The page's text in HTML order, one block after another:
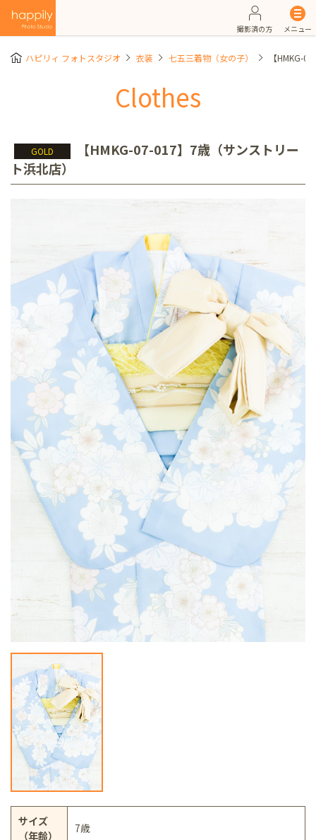
撮影済の方 メニュー
ハピリィ フォトスタジオ 衣装 七五三着物（女の子） 【HMKG-
Clothes
GOLD
【HMKG-07-017】7歳（サンストリー
ト浜北店）
サイズ
（年齢）
7歳